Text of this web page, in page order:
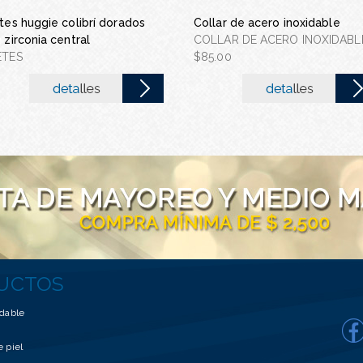
huggie colibrí dorados
zirconia central
Rosario san judas plateado
ROSARIOS
$35.00
de acero inoxidable
DE ACERO INOXIDABLE
Collar de acero inoxidable
COLLAR DE ACERO
$85.00
piel